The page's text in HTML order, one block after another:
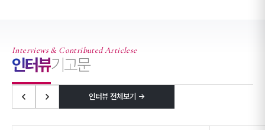
Interviews & Contributed Articlese
인터뷰기고문
인터뷰 전체보기 →